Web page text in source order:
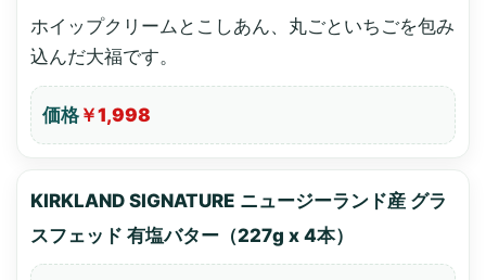
ホイップクリームとこしあん、丸ごといちごを包み
込んだ大福です。
価格 ￥1,998
KIRKLAND SIGNATURE ニュージーランド産 グラ
スフェッド 有塩バター（227g x 4本）